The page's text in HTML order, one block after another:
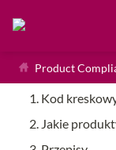
Kod
Jakie